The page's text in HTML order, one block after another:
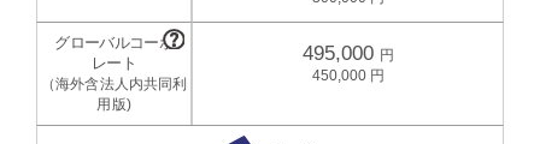
495,000
450,000